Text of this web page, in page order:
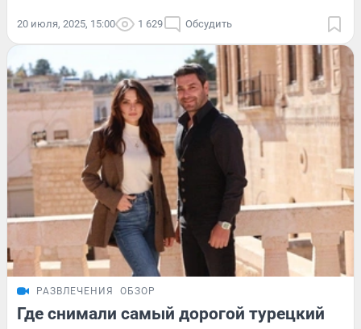
20 июля, 2025, 15:00 1 629 Обсудить
РАЗВЛЕЧЕНИЯ ОБЗОР
Где снимали самый дорогой турецкий